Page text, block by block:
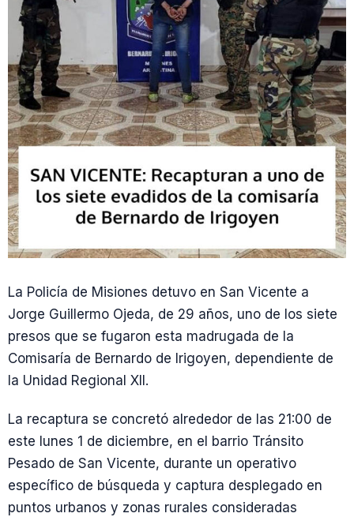
La Policía de Misiones detuvo en San Vicente a
Jorge Guillermo Ojeda, de 29 años, uno de los siete
presos que se fugaron esta madrugada de la
Comisaría de Bernardo de Irigoyen, dependiente de
la Unidad Regional XII.
La recaptura se concretó alrededor de las 21:00 de
este lunes 1 de diciembre, en el barrio Tránsito
Pesado de San Vicente, durante un operativo
específico de búsqueda y captura desplegado en
puntos urbanos y zonas rurales consideradas